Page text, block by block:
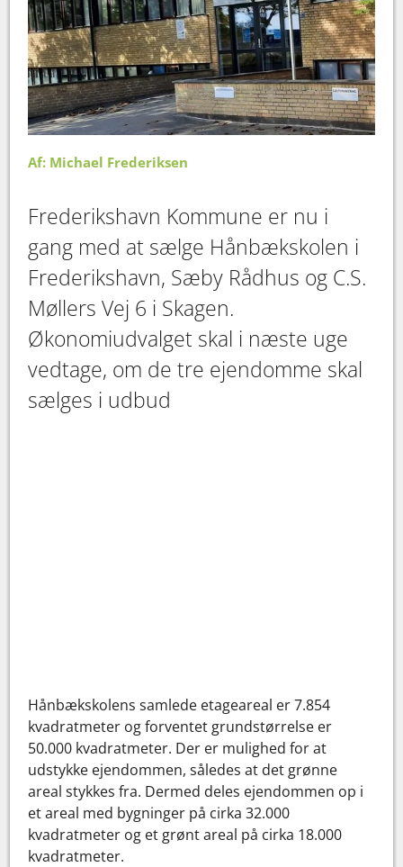
Af: Michael Frederiksen
Frederikshavn Kommune er nu i
gang med at sælge Hånbækskolen i
Frederikshavn, Sæby Rådhus og C.S.
Møllers Vej 6 i Skagen.
Økonomiudvalget skal i næste uge
vedtage, om de tre ejendomme skal
sælges i udbud
Hånbækskolens samlede etageareal er 7.854
kvadratmeter og forventet grundstørrelse er
50.000 kvadratmeter. Der er mulighed for at
udstykke ejendommen, således at det grønne
areal stykkes fra. Dermed deles ejendommen op i
et areal med bygninger på cirka 32.000
kvadratmeter og et grønt areal på cirka 18.000
kvadratmeter.